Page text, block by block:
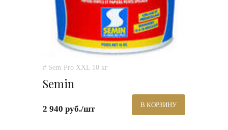
# Sem-Pro XXL 10 кг
Semin
2 940 руб./шт В КОРЗИНУ